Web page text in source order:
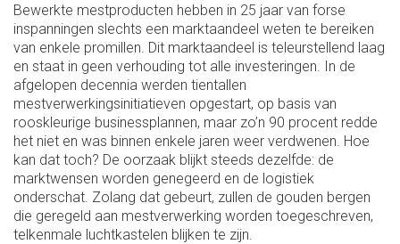
Bewerkte mestproducten hebben in 25 jaar van forse
inspanningen slechts een marktaandeel weten te bereiken
van enkele promillen. Dit marktaandeel is teleurstellend laag
en staat in geen verhouding tot alle investeringen. In de
afgelopen decennia werden tientallen
mestverwerkingsinitiatieven opgestart, op basis van
rooskleurige businessplannen, maar zo’n 90 procent redde
het niet en was binnen enkele jaren weer verdwenen. Hoe
kan dat toch? De oorzaak blijkt steeds dezelfde: de
marktwensen worden genegeerd en de logistiek
onderschat. Zolang dat gebeurt, zullen de gouden bergen
die geregeld aan mestverwerking worden toegeschreven,
telkenmale luchtkastelen blijken te zijn.